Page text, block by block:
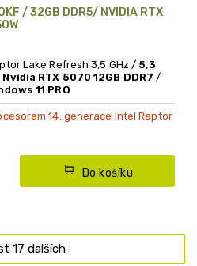
/ 32GB DDR5/ NVIDIA RTX
Do košíku
Lake Refresh 3,5 GHz / 5,3
Nvidia RTX 5070 12GB DDR7 /
11 PRO
14. generace Intel Raptor
kartami- Nvidia RTX 5070
17 dalších